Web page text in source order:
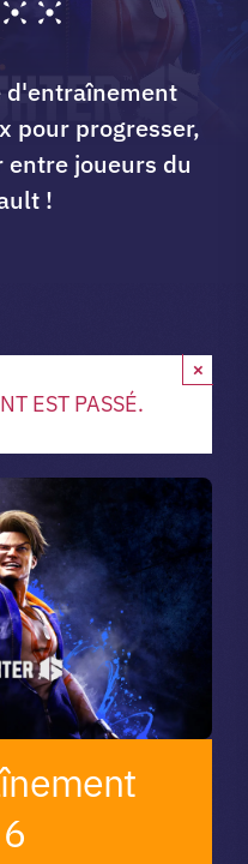
club
d'entraînement
pour progresser,
joueurs du
!
EST PASSÉ.
×